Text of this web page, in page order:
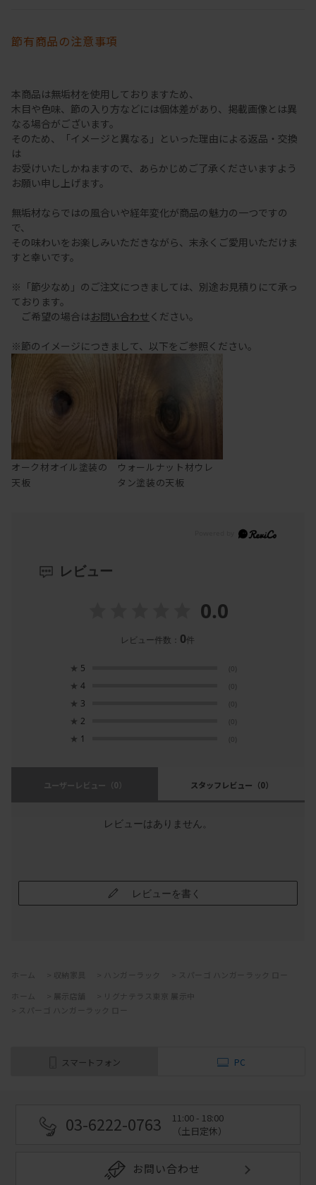
節有商品の注意事項
本商品は無垢材を使用しておりますため、
木目や色味、節の入り方などには個体差があり、掲載画像とは異
なる場合がございます。
そのため、「イメージと異なる」といった理由による返品・交換
は
お受けいたしかねますので、あらかじめご了承くださいますよう
お願い申し上げます。
無垢材ならではの風合いや経年変化が商品の魅力の一つですの
で、
その味わいをお楽しみいただきながら、末永くご愛用いただけま
すと幸いです。
※「節少なめ」のご注文につきましては、別途お見積りにて承っ
ております。
ご希望の場合はお問い合わせ ください。
※節のイメージにつきまして、以下をご参照ください。
オーク材オイル塗装の
天板
ウォールナット材ウレ
タン塗装の天板
レビュー
0.0
レビュー件数： 0件
★ 5 (0)
★ 4 (0)
★ 3 (0)
★ 2 (0)
★ 1 (0)
ユーザーレビュー （0） スタッフレビュー （0）
レビューはありません。
レビューを書く
ホーム 収納家具 ハンガーラック
スパーゴ ハンガーラック ロー
ホーム
展示店舗
リグナテラス東京 展示中
スパーゴ ハンガーラック ロー
スマートフォン PC
03-6222-0763
11:00 - 18:00
（土日定休）
お問い合わせ